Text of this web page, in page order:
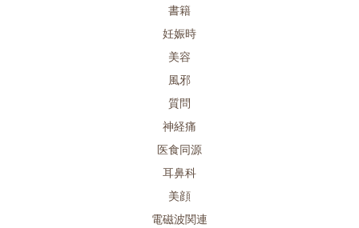
書籍
妊娠時
美容
風邪
質問
神経痛
医食同源
耳鼻科
美顔
電磁波関連